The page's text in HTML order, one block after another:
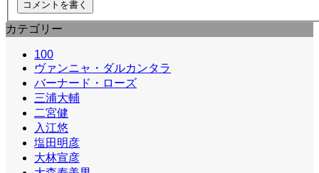
カテゴリー
100
ヴァンニャ・ダルカンタラ
バーナード・ローズ
三浦大輔
二宮健
入江悠
塩田明彦
大林宣彦